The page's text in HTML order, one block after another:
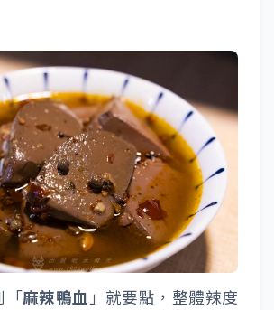
「麻辣鴨血」就要點，整體辣度